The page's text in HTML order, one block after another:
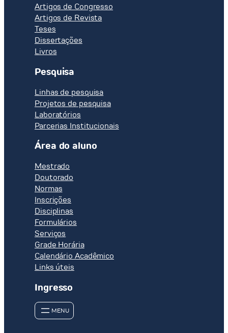
Artigos de Congresso
Artigos de Revista
Teses
Dissertações
Livros
Pesquisa
Linhas de pesquisa
Projetos de pesquisa
Laboratórios
Parcerias Institucionais
Área do aluno
Mestrado
Doutorado
Normas
Inscrições
Disciplinas
Formulários
Serviços
Grade Horária
Calendário Acadêmico
Links úteis
Ingresso